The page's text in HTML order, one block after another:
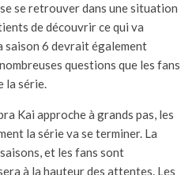
se retrouver dans une situation
de découvrir ce qui va
saison 6 devrait également
questions que les fans
la série.
Kai approche à grands pas, les
la série va se terminer. La
et les fans sont
à la hauteur des attentes. Les